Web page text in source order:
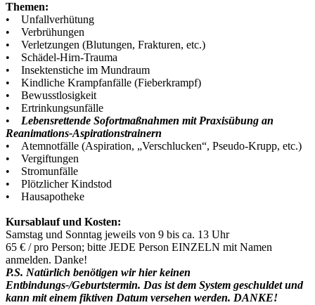
Themen:
• Unfallverhütung
• Verbrühungen
• Verletzungen (Blutungen, Frakturen, etc.)
• Schädel-Hirn-Trauma
• Insektenstiche im Mundraum
• Kindliche Krampfanfälle (Fieberkrampf)
• Bewusstlosigkeit
• Ertrinkungsunfälle
• Lebensrettende Sofortmaßnahmen mit Praxisübung an
Reanimations-Aspirationstrainern
• Atemnotfälle (Aspiration, „Verschlucken“, Pseudo-Krupp, etc.)
• Vergiftungen
• Stromunfälle
• Plötzlicher Kindstod
• Hausapotheke
Kursablauf und Kosten:
Samstag und Sonntag jeweils von 9 bis ca. 13 Uhr
65 € / pro Person; bitte JEDE Person EINZELN mit Namen
anmelden. Danke!
P.S. Natürlich benötigen wir hier keinen
Entbindungs-/Geburtstermin. Das ist dem System geschuldet und
kann mit einem fiktiven Datum versehen werden. DANKE!